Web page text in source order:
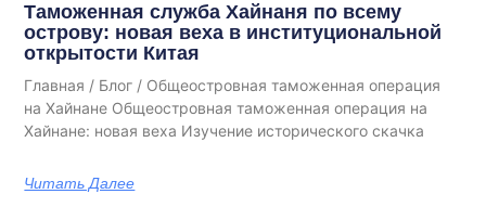
Таможенная служба Хайнаня по всему
острову: новая веха в институциональной
открытости Китая
Главная / Блог / Общеостровная таможенная операция
на Хайнане Общеостровная таможенная операция на
Хайнане: новая веха Изучение исторического скачка
Читать Далее